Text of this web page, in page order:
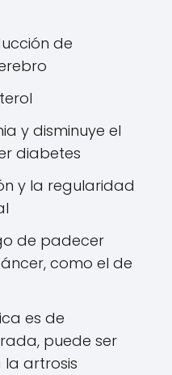
de
y disminuye el
diabetes
y la regularidad
de padecer
como el de
es de
puede ser
artrosis